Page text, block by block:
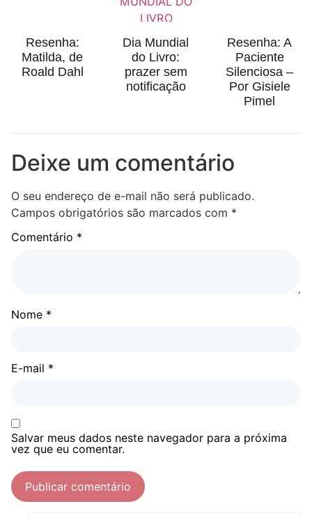
Resenha:
Matilda, de
Roald Dahl
Dia Mundial
do Livro:
prazer sem
notificação
Resenha: A
Paciente
Silenciosa –
Por Gisiele
Pimel
Deixe um comentário
O seu endereço de e-mail não será publicado.
Campos obrigatórios são marcados com *
Comentário *
Nome *
E-mail *
Salvar meus dados neste navegador para a próxima
vez que eu comentar.